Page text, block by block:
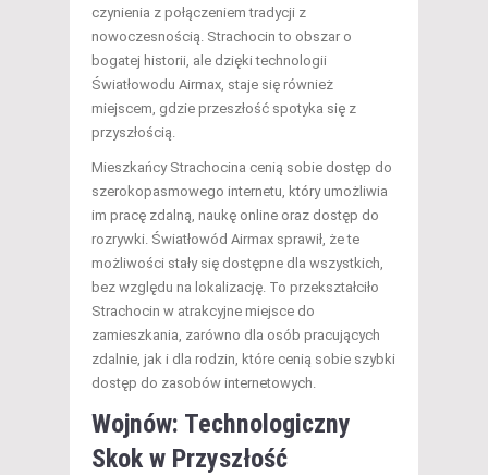
czynienia z połączeniem tradycji z
nowoczesnością. Strachocin to obszar o
bogatej historii, ale dzięki technologii
Światłowodu Airmax, staje się również
miejscem, gdzie przeszłość spotyka się z
przyszłością.
Mieszkańcy Strachocina cenią sobie dostęp do
szerokopasmowego internetu, który umożliwia
im pracę zdalną, naukę online oraz dostęp do
rozrywki. Światłowód Airmax sprawił, że te
możliwości stały się dostępne dla wszystkich,
bez względu na lokalizację. To przekształciło
Strachocin w atrakcyjne miejsce do
zamieszkania, zarówno dla osób pracujących
zdalnie, jak i dla rodzin, które cenią sobie szybki
dostęp do zasobów internetowych.
Wojnów: Technologiczny
Skok w Przyszłość